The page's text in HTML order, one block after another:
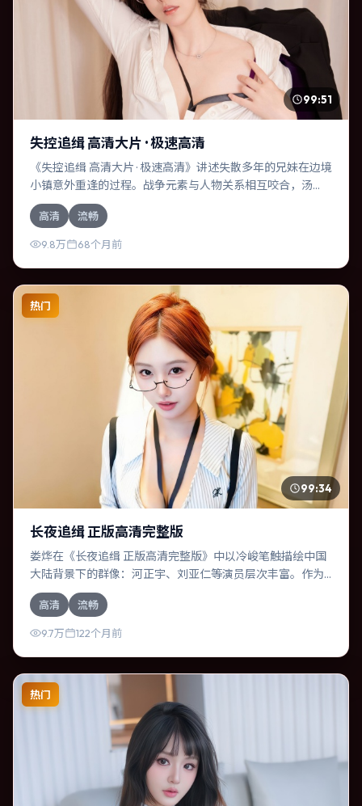
99:51
失控追缉 高清大片 · 极速高清
《失控追缉 高清大片 · 极速高清》讲述失散多年的兄妹在边境
小镇意外重逢的过程。战争元素与人物关系相互咬合，汤
唯、易烊千玺的对手戏尤为出彩。导演温子仁善于在长镜头
中积蓄张力，本片亦在加拿大实地取景，增强真实质感。
高清 流畅
9.8万 68个月前
热门
99:34
长夜追缉 正版高清完整版
娄烨在《长夜追缉 正版高清完整版》中以冷峻笔触描绘中国
大陆背景下的群像：河正宇、刘亚仁等演员层次丰富。作为
一部战争作品，故事从日常裂缝切入，逐步推向不可逆转的
结局；视听语言统一，情感落点克制有力。
高清 流畅
9.7万 122个月前
热门